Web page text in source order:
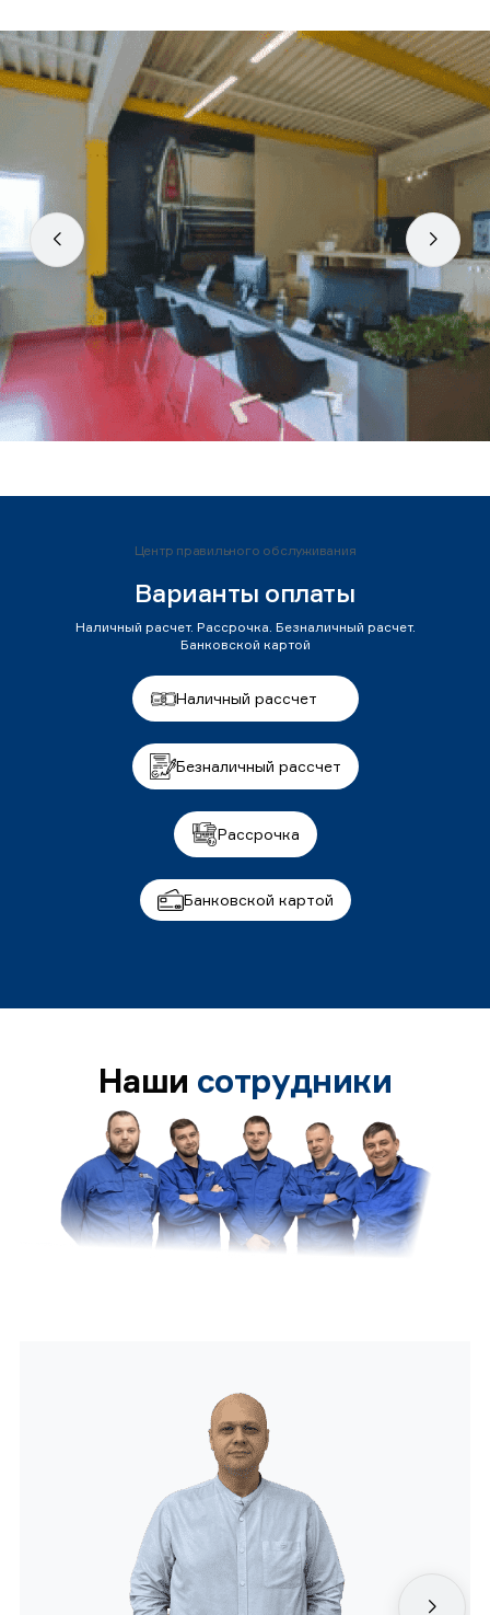
Центр правильного обслуживания
Варианты оплаты
Наличный расчет. Рассрочка. Безналичный расчет.
Банковской картой
Наличный рассчет
Безналичный рассчет
Рассрочка
Банковской картой
Наши сотрудники